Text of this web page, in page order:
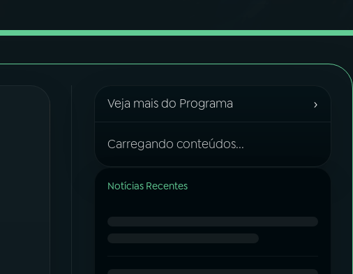
Veja mais do Programa ›
Carregando conteúdos...
Notícias Recentes